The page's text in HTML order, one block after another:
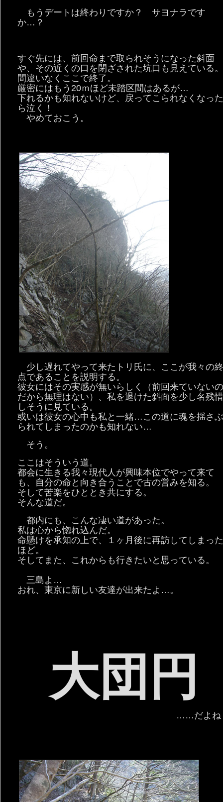
もうデートは終わりですか？ サヨナラです
か…？
すぐ先には、前回命まで取られそうになった斜面
や、その近くの口を閉ざされた坑口も見えている
間違いなくここで終了。
厳密にはもう20ｍほど未踏区間はあるが…
下れるかも知れないけど、戻ってこられなくなっ
ら泣く！
やめておこう。
少し遅れてやって来たトリ氏に、ここが我々の
点であることを説明する。
彼女にはその実感が無いらしく（前回来ていない
だから無理はない）、私を退けた斜面を少し名残
しそうに見ている。
或いは彼女の心中も私と一緒…この道に魂を揺さ
られてしまったのかも知れない…
そう。
ここはそういう道。
都会に生きる我々現代人が興味本位でやって来て
も、自分の命と向き合うことで古の営みを知る。
そして苦楽をひととき共にする。
そんな道だ。
都内にも、こんな凄い道があった。
私は心から惚れ込んだ。
命懸けを承知の上で、１ヶ月後に再訪してしまっ
ほど。
そしてまた、これからも行きたいと思っている。
三島よ…
おれ、東京に新しい友達が出来たよ…。
大団円
……だよね